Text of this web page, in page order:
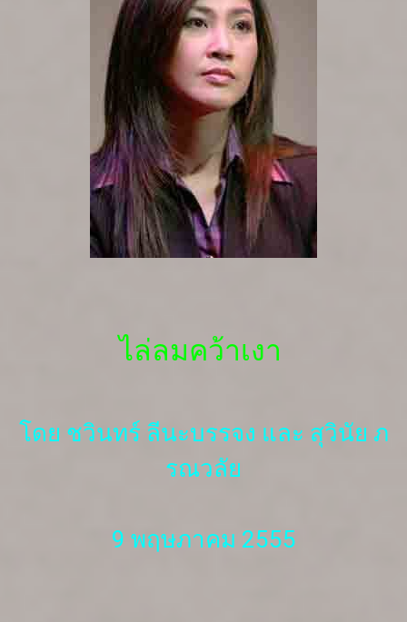
ไล่ลมคว้าเงา
โดย ชวินทร์ ลีนะบรรจง และ สุวินัย ภ
รณวลัย
9 พฤษภาคม 2555